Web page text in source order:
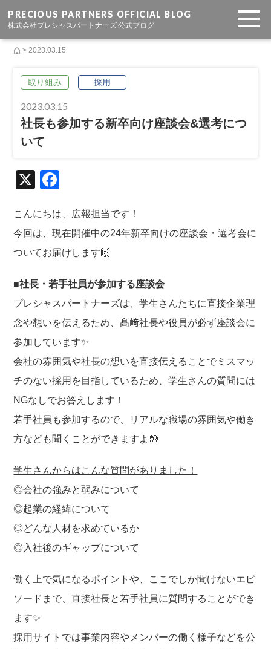
PRECIOUS PARTNERS OFFICIAL BLOG
株式会社プレシャスパートナーズ 公式ブログ
> 2023.03.15
取り組み 採用
2023.03.15
社長も参加する新卒向け座談会&選考につ
いて
X
c
e
b
o
o
k
こんにちは、広報担当です！
今回は、現在開催中の24年新卒向けの座談会・選考会に
ついてお届けします🙌
■社長・若手社員が参加する座談会
プレシャスパートナーズは、学生さんたちに直接企業理
念や想いを伝えるため、髙﨑社長や役員が必ず座談会に
参加しています✨
会社の雰囲気や社長の想いを直接伝えることでミスマッ
チのない採用を目指しているため、学生さんの質問には
NGなしでお答えします！
若手社員も参加するので、リアルな職場の雰囲気や働き
方なども聞くことができますよ🤲
学生さんからはこんな質問がありました！
◎会社の強みと弱みについて
◎起業の経緯について
◎どんな人材を求めているか
◎入社後のギャップについて
働く上で気になるポイントや、ここでしか聞けないエピ
ソードまで、直接社長と若手社員に質問することができ
ます✨
採用サイトでは事業内容やメンバーの働く様子などを公